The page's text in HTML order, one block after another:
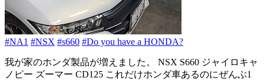
#NA1 #NSX #s660 #Do you have a HONDA?
我が家のホンダ製品が増えました。 NSX S660 ジャイロキャ
ノピー ズーマー CD125 これだけホンダ車あるのにぜんぶ1